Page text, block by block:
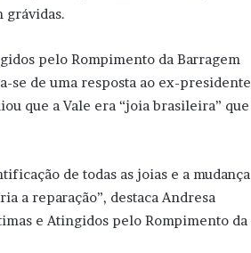
grávidas.
pelo Rompimento da Barragem
se de uma resposta ao ex-presidente
que a Vale era “joia brasileira” que
de todas as joias e a mudança
a reparação”, destaca Andresa
e Atingidos pelo Rompimento da